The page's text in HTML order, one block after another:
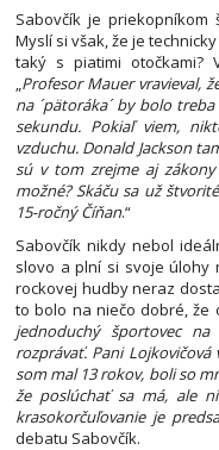
Sabovčík je priekopníkom
Myslí si však, že je
taký s piatimi otočkami?
„Profesor Mauer vravieval,
na ´pätoráka´ by bolo
sekundu. Pokiaľ viem,
vzduchu. Donald Jackson
sú v tom zrejme aj
možné? Skáču sa už
15-ročný Číňan.“
Sabovčík nikdy nebol
slovo a plní si svoje úlohy
rockovej hudby neraz
to bolo na niečo dobré, že
jednoduchý športovec
rozprávať. Pani
som mal 13 rokov, boli so
že poslúchať sa má, ale
krasokorčuľovanie je
debatu Sabovčík.